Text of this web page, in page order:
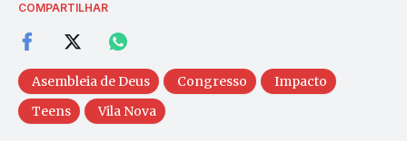
COMPARTILHAR
Asembleia de Deus Congresso
Impacto
Teens
Vila Nova